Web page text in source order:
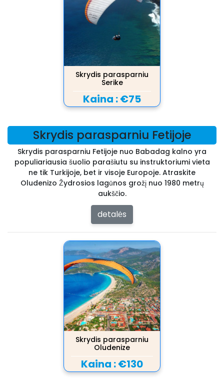
Skrydis parasparniu
Serike
Kaina :€75
Skrydis parasparniu Fetijoje
Skrydis parasparniu Fetijoje nuo Babadag kalno yra
populiariausia šuolio parašiutu su instruktoriumi vieta
ne tik Turkijoje, bet ir visoje Europoje. Atraskite
Oludenizo Žydrosios lagūnos grožį nuo 1980 metrų
aukščio.
detalės
Skrydis parasparniu
Oludenize
Kaina :€130